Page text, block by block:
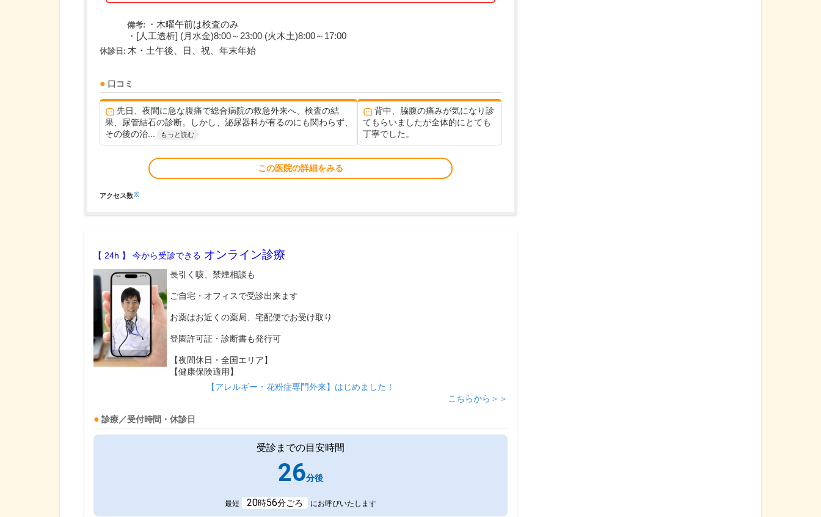
備考:
・木曜午前は検査のみ
・[人工透析] (月水金)8:00～23:00 (火木土)8:00～17:00
休診日: 木・土午後、日、祝、年末年始
口コミ
先日、夜間に急な腹痛で総合病院の救急外来へ、検査の結
果、尿管結石の診断。しかし、泌尿器科が有るのにも関わらず、
その後の治...
もっと読む
背中、脇腹の痛みが気になり診
てもらいましたが全体的にとても
丁寧でした。
この医院の詳細をみる
アクセス数※
【 24h 】 今から受診できる オンライン診療
長引く咳、禁煙相談も
ご自宅・オフィスで受診出来ます
お薬はお近くの薬局、宅配便でお受け取り
登園許可証・診断書も発行可
【夜間休日・全国エリア】
【健康保険適用】
【アレルギー・花粉症専門外来】はじめました！
こちらから＞＞
診療／受付時間・休診日
受診までの目安時間
26分後
最短 20時56分ごろ にお呼びいたします